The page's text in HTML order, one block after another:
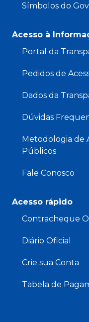
Símbolos do
Acesso à
Portal da
Pedidos de
Dados da
Dúvidas
Metodologia de
Públicos
Fale Conosco
Acesso rápido
Contracheque
Diário Oficial
Crie sua Conta
Tabela de